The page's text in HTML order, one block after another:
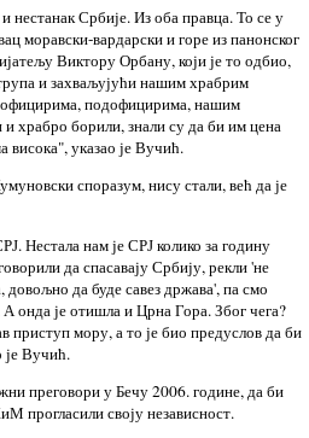
нестанак Србије. Из оба правца. То се у
моравски-вардарски и горе из панонског
Виктору Орбану, који је то одбио,
и захваљујући нашим храбрим
подофицирима, нашим
и храбро борили, знали су да би им цена
висока", указао је Вучић.
споразум, нису стали, већ да је
Нестала нам је СРЈ колико за годину
да спасавају Србију, рекли 'не
да буде савез држава', па смо
онда је отишла и Црна Гора. Због чега?
приступ мору, а то је био предуслов да би
је Вучић.
преговори у Бечу 2006. године, да би
прогласили своју независност.